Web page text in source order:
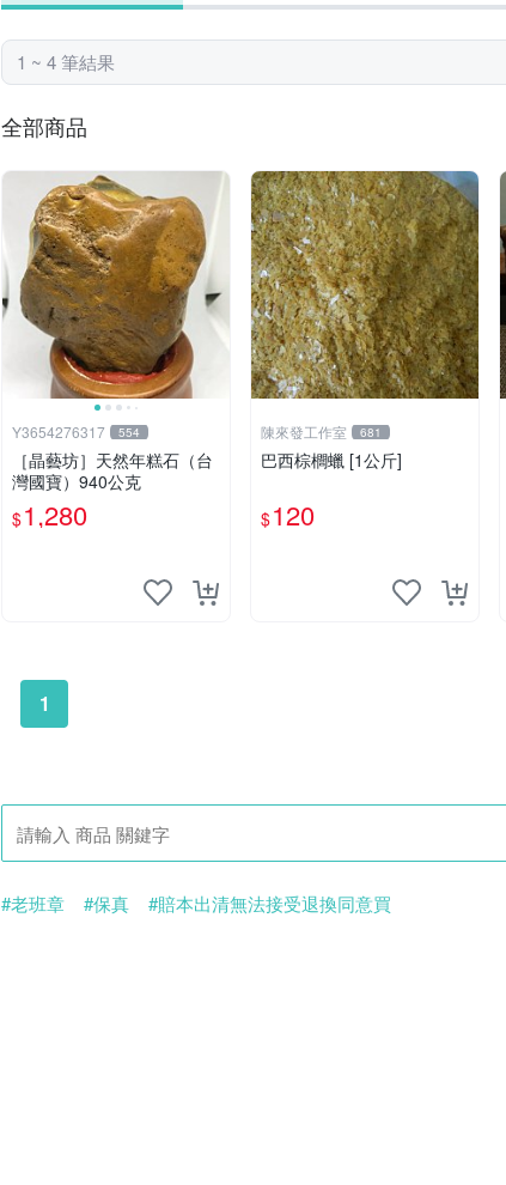
1 ~ 4 筆結果
全部商品
Y3654276317 554
［晶藝坊］天然年糕石（台
灣國寶）940公克
$1,280
陳來發工作室 681
巴西棕櫚蠟 [1公斤]
$120
1
#老班章 #保真 #賠本出清無法接受退換同意買